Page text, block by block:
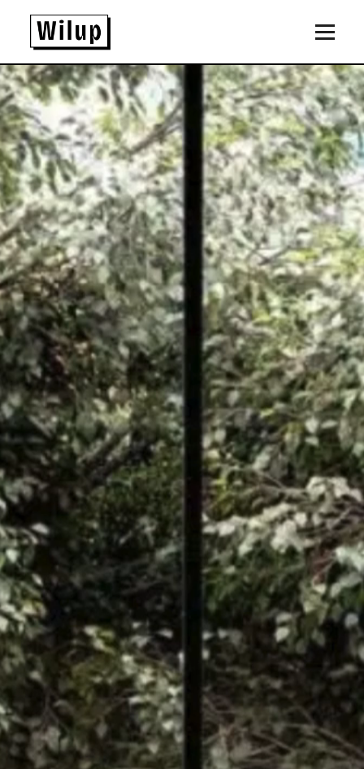
Revenir sur la page d'accueil